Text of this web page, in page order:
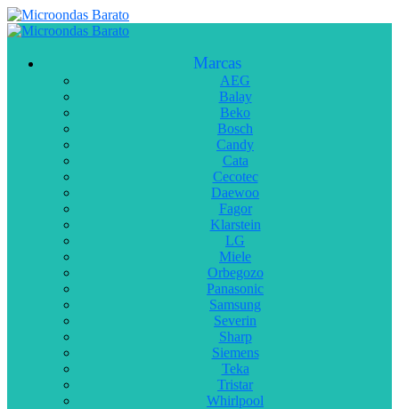
Marcas
AEG
Balay
Beko
Bosch
Candy
Cata
Cecotec
Daewoo
Fagor
Klarstein
LG
Miele
Orbegozo
Panasonic
Samsung
Severin
Sharp
Siemens
Teka
Tristar
Whirlpool